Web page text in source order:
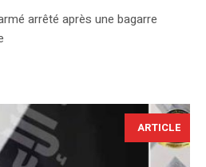
arrêté après une bagarre
ARTICLE